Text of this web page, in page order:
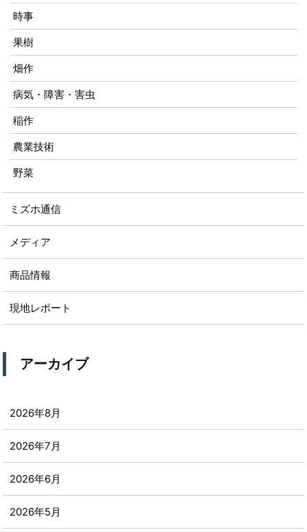
時事
果樹
畑作
病気・障害・害虫
稲作
農業技術
野菜
ミズホ通信
メディア
商品情報
現地レポート
アーカイブ
2026年8月
2026年7月
2026年6月
2026年5月